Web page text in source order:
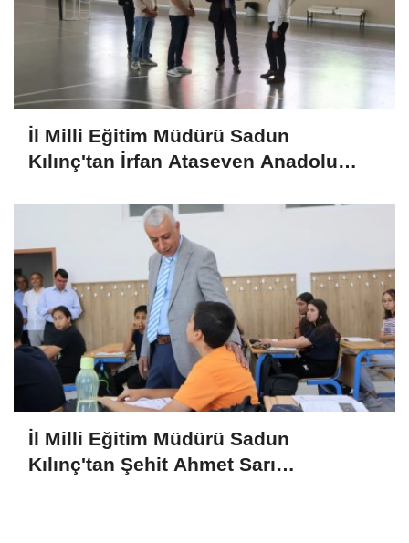
İl Milli Eğitim Müdürü Sadun
Kılınç'tan İrfan Ataseven Anadolu
İl Milli Eğitim Müdürü Sadun
Kılınç'tan Şehit Ahmet Sarı